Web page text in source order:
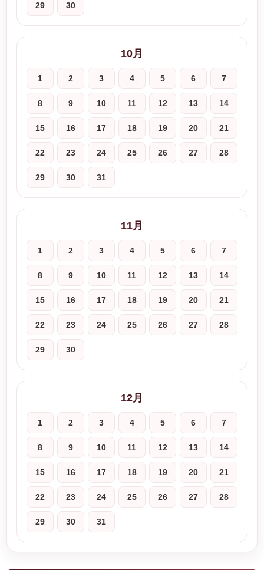
29 30
10月
1 2 3 4 5 6 7
8 9 10 11 12 13 14
15 16 17 18 19 20 21
22 23 24 25 26 27 28
29 30 31
11月
1 2 3 4 5 6 7
8 9 10 11 12 13 14
15 16 17 18 19 20 21
22 23 24 25 26 27 28
29 30
12月
1 2 3 4 5 6 7
8 9 10 11 12 13 14
15 16 17 18 19 20 21
22 23 24 25 26 27 28
29 30 31